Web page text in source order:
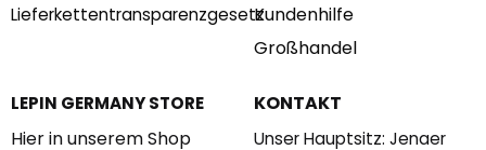
LieferkettentransparenzgesetzKundenhilfe
Großhandel
LEPIN GERMANY STORE
Hier in unserem Shop
KONTAKT
Unser Hauptsitz: Jenaer